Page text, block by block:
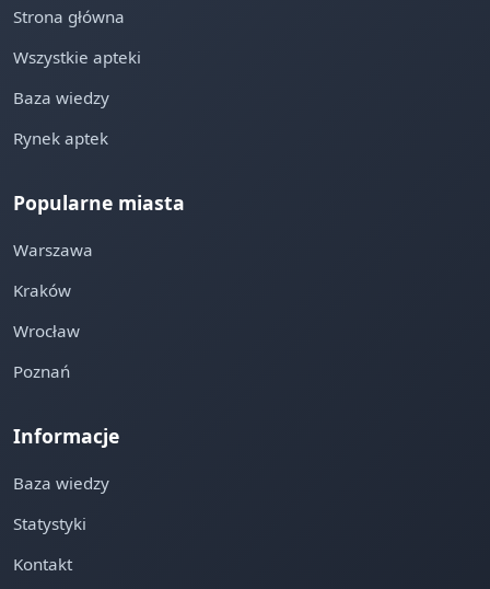
Strona główna
Wszystkie apteki
Baza wiedzy
Rynek aptek
Popularne miasta
Warszawa
Kraków
Wrocław
Poznań
Informacje
Baza wiedzy
Statystyki
Kontakt